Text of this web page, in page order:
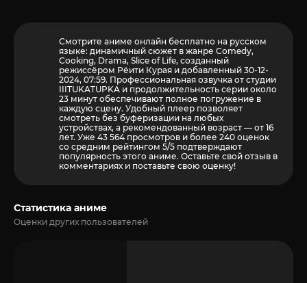
Смотрите аниме онлайн бесплатно на русском
языке: динамичный сюжет в жанре Comedy,
Cooking, Drama, Slice of Life, созданный
режиссёром Рёити Курая и добавленный 30-12-
2024, 07:59. Профессиональная озвучка от студии
IIITUKATUPKA и продолжительность серии около
23 минут обеспечивают полное погружение в
каждую сцену. Удобный плеер позволяет
смотреть без буферизации на любых
устройствах, а рекомендованный возраст — от 16
лет. Уже 43 564 просмотров и более 240 оценок
со средним рейтингом 5/5 подтверждают
популярность этого аниме. Оставьте свой отзыв в
комментариях и поставьте свою оценку!
Статистика аниме
Оценки других пользователей